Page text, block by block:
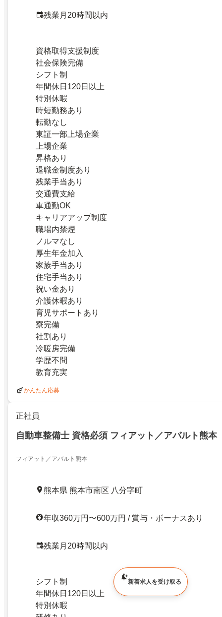
残業月20時間以内
資格取得支援制度
社会保険完備
シフト制
年間休日120日以上
特別休暇
時短勤務あり
転勤なし
東証一部上場企業
上場企業
昇格あり
退職金制度あり
残業手当あり
交通費支給
車通勤OK
キャリアアップ制度
職場内禁煙
ノルマなし
厚生年金加入
家族手当あり
住宅手当あり
祝い金あり
介護休暇あり
育児サポートあり
寮完備
社割あり
冷暖房完備
学歴不問
教育充実
かんたん応募
正社員
自動車整備士 資格必須 フィアット／アバルト熊本
フィアット／アバルト熊本
熊本県 熊本市南区 八分字町
年収360万円〜600万円 / 賞与・ボーナスあり
残業月20時間以内
シフト制
年間休日120日以上
特別休暇
新着求人を受け取る